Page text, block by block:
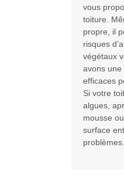
vous
toiture.
propre, il
risques
végétaux
avons une
efficaces
Si votre
algues,
mousse
surface
problèmes.